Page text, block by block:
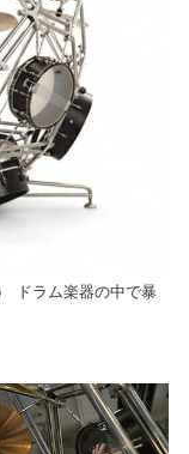
ドラム楽器の中で暴